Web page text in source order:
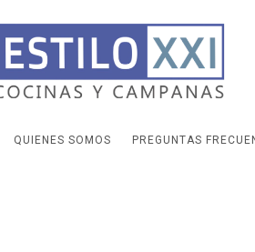
QUIENES SOMOS PREGUNTAS